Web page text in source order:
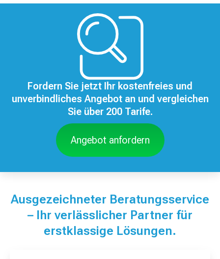
Fordern Sie jetzt Ihr kostenfreies und
unverbindliches Angebot an und vergleichen
Sie über 200 Tarife.
Angebot anfordern
Ausgezeichneter Beratungsservice
– Ihr verlässlicher Partner für
erstklassige Lösungen.